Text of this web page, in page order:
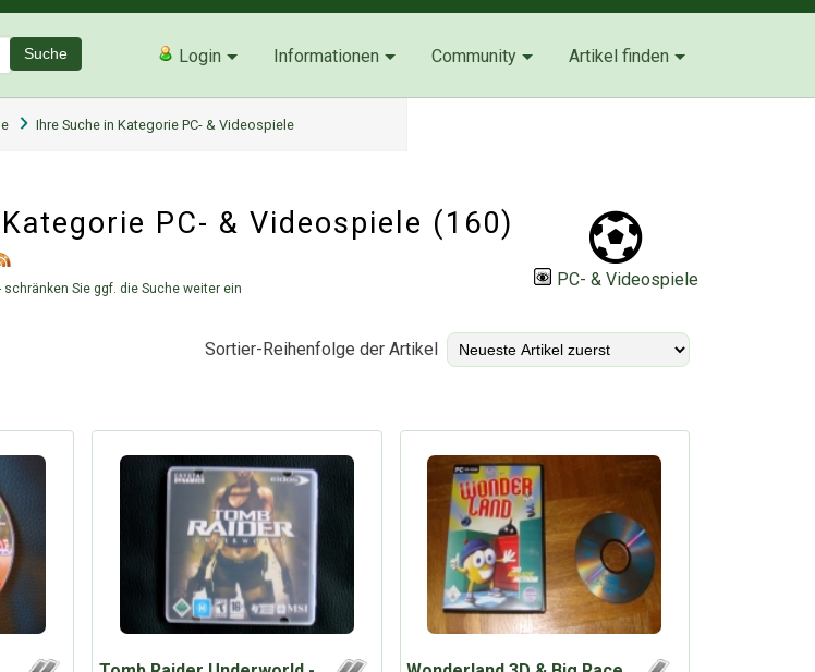
Suche Login Informationen Community Artikel finden
Ihre Suche in Kategorie PC- & Videospiele
PC- & Videospiele
PC- & Videospiele (160)
Sie ggf. die Suche weiter ein
Sortier-Reihenfolge der Artikel